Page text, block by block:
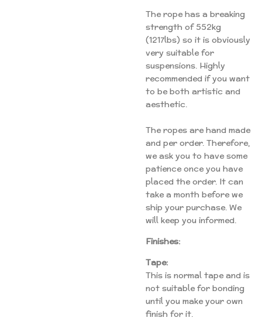
The rope has a breaking
strength of 552kg
(1217lbs) so it is obviously
very suitable for
suspensions. Highly
recommended if you want
to be both artistic and
aesthetic.
The ropes are hand made
and per order. Therefore,
we ask you to have some
patience once you have
placed the order. It can
take a month before we
ship your purchase. We
will keep you informed.
Finishes:
Tape:
This is normal tape and is
not suitable for bonding
until you make your own
finish for it.